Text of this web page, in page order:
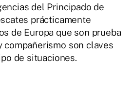
del Principado de
prácticamente
de Europa que son prueba
compañerismo son claves
de situaciones.